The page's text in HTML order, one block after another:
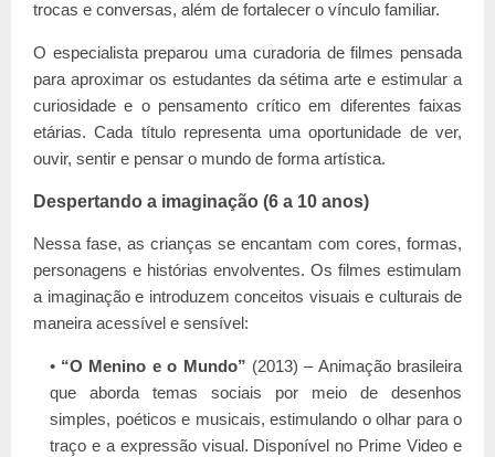
trocas e conversas, além de fortalecer o vínculo familiar.
O especialista preparou uma curadoria de filmes pensada
para aproximar os estudantes da sétima arte e estimular a
curiosidade e o pensamento crítico em diferentes faixas
etárias. Cada título representa uma oportunidade de ver,
ouvir, sentir e pensar o mundo de forma artística.
Despertando a imaginação (6 a 10 anos)
Nessa fase, as crianças se encantam com cores, formas,
personagens e histórias envolventes. Os filmes estimulam
a imaginação e introduzem conceitos visuais e culturais de
maneira acessível e sensível:
“O Menino e o Mundo” (2013) – Animação brasileira
que aborda temas sociais por meio de desenhos
simples, poéticos e musicais, estimulando o olhar para o
traço e a expressão visual. Disponível no Prime Video e